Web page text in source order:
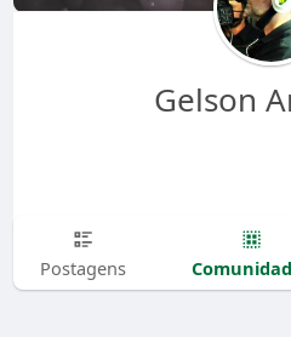
Gelson
Postagens